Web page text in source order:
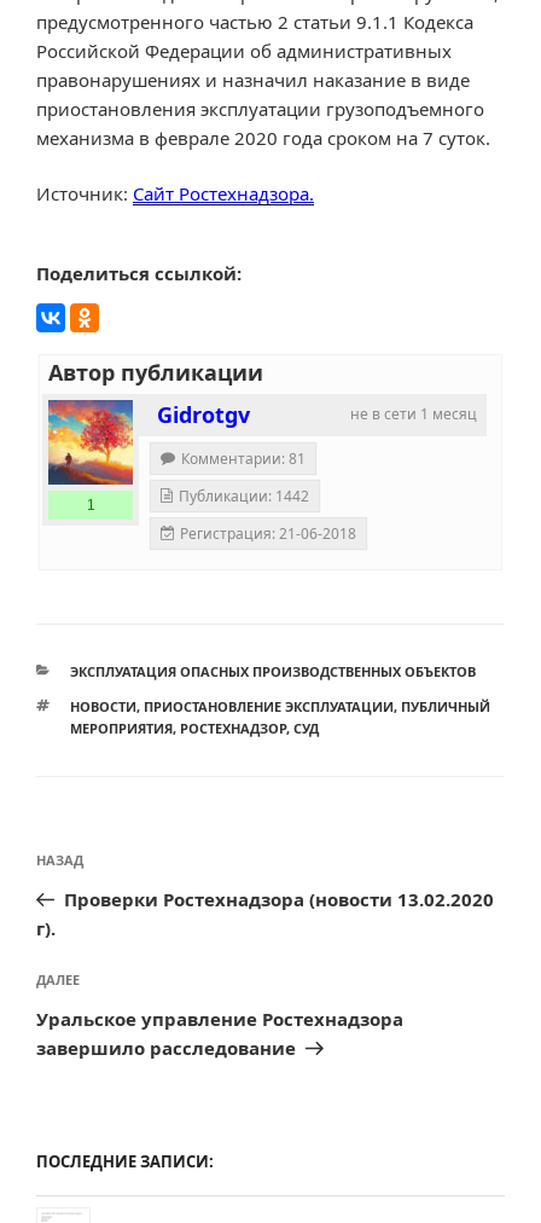
предусмотренного частью 2 статьи 9.1.1 Кодекса
Российской Федерации об административных
правонарушениях и назначил наказание в виде
приостановления эксплуатации грузоподъемного
механизма в феврале 2020 года сроком на 7 суток.
Источник: Сайт Ростехнадзора.
Поделиться ссылкой:
Автор публикации
не в сети 1 месяц
Gidrotgv
1
Комментарии: 81
Публикации: 1442
Регистрация: 21-06-2018
РУБРИКИ
ЭКСПЛУАТАЦИЯ ОПАСНЫХ ПРОИЗВОДСТВЕННЫХ ОБЪЕКТОВ
МЕТКИ
НОВОСТИ, ПРИОСТАНОВЛЕНИЕ ЭКСПЛУАТАЦИИ, ПУБЛИЧНЫЙ
МЕРОПРИЯТИЯ, РОСТЕХНАДЗОР, СУД
Навигация
записям
Предыдущая
запись:
НАЗАД
Проверки Ростехнадзора (новости 13.02.2020
г).
Следующая
запись
ДАЛЕЕ
Уральское управление Ростехнадзора
завершило расследование
ПОСЛЕДНИЕ ЗАПИСИ: